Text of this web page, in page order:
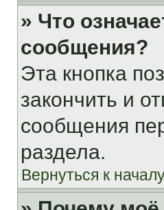
» Что
сообщения?
Эта кнопка
закончить и
сообщения
раздела.
Вернуться к